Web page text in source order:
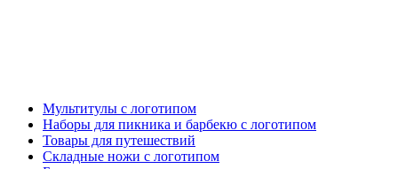
Мультитулы с логотипом
Наборы для пикника и барбекю с логотипом
Товары для путешествий
Складные ножи с логотипом